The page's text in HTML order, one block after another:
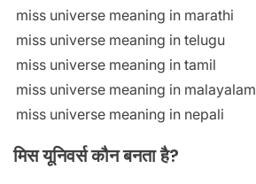
miss universe meaning in marathi
miss universe meaning in telugu
miss universe meaning in tamil
miss universe meaning in malayalam
miss universe meaning in nepali
मिस यूनिवर्स कौन बनता है?